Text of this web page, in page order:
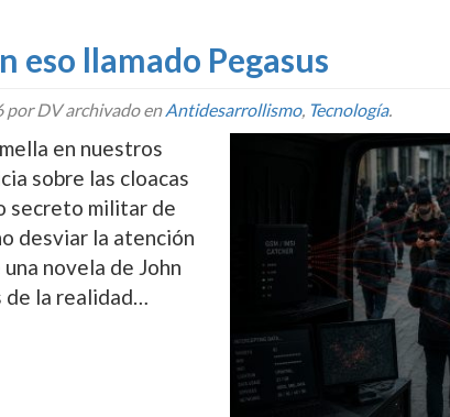
eso llamado Pegasus
por DV archivado enAntidesarrollismo, Tecnologí­a.
en nuestros
sobre las cloacas
secreto militar de
desviar la atención
novela de John
de la realidad…